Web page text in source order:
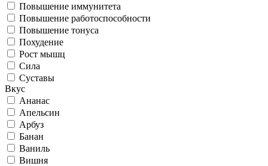
Повышение иммунитета
Повышение работоспособности
Повышение тонуса
Похудение
Рост мышц
Сила
Суставы
Вкус
Ананас
Апельсин
Арбуз
Банан
Ваниль
Вишня